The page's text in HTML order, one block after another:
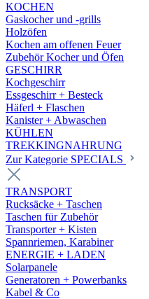
KOCHEN
Gaskocher und -grills
Holzöfen
Kochen am offenen Feuer
Zubehör Kocher und Öfen
GESCHIRR
Kochgeschirr
Essgeschirr + Besteck
Häferl + Flaschen
Kanister + Abwaschen
KÜHLEN
TREKKINGNAHRUNG
Zur Kategorie SPECIALS
TRANSPORT
Rucksäcke + Taschen
Taschen für Zubehör
Transporter + Kisten
Spannriemen, Karabiner
ENERGIE + LADEN
Solarpanele
Generatoren + Powerbanks
Kabel & Co